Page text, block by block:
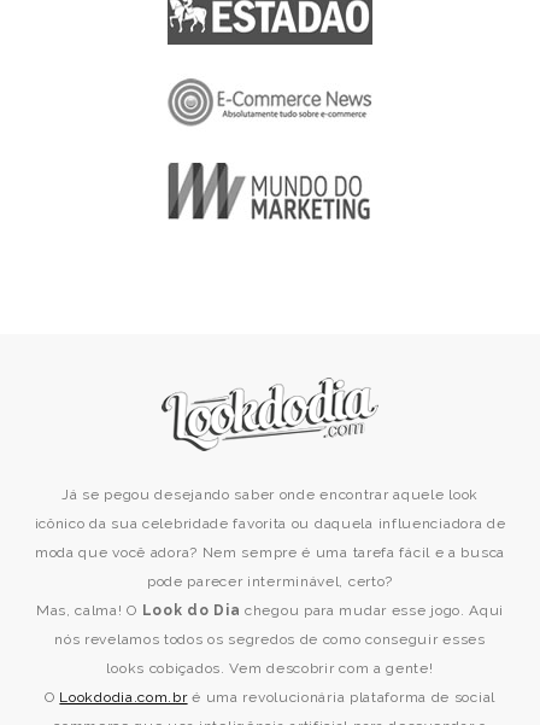
Já se pegou desejando saber onde encontrar aquele look
icônico da sua celebridade favorita ou daquela influenciadora de
moda que você adora? Nem sempre é uma tarefa fácil e a busca
pode parecer interminável, certo?
Mas, calma! O Look do Dia chegou para mudar esse jogo. Aqui
nós revelamos todos os segredos de como conseguir esses
looks cobiçados. Vem descobrir com a gente!
O Lookdodia.com.bré uma revolucionária plataforma de social